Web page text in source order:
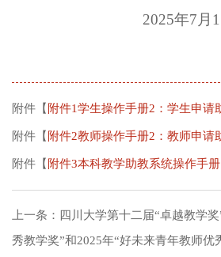
2025年7月
附件【 附件1学生操作手册2：学生申请
附件【 附件2教师操作手册2：教师申请
附件【 附件3本科教学助教系统操作手
上一条： 四川大学第十二届“卓越教学
秀教学奖”和2025年“好未来青年教师优